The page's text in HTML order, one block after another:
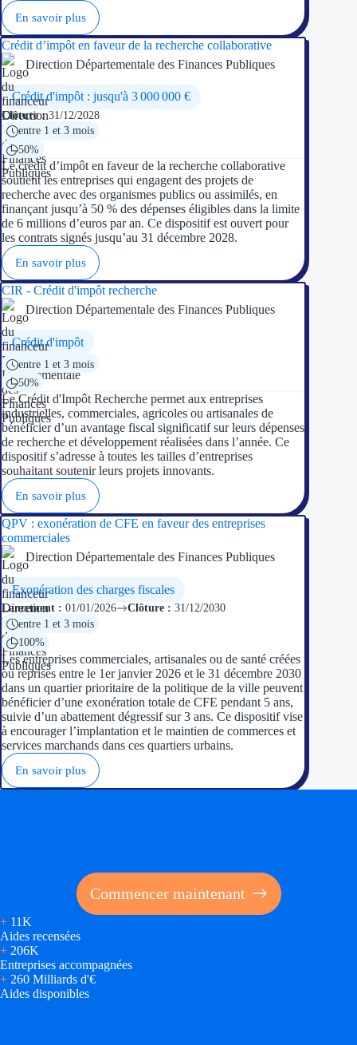
En savoir plus
Crédit d’impôt en faveur de la recherche collaborative
Direction Départementale des Finances Publiques
Crédit d'impôt : jusqu'à 3 000 000 €
Clôture :31/12/2028
entre 1 et 3 mois
50%
Le crédit d’impôt en faveur de la recherche collaborative
soutient les entreprises qui engagent des projets de
recherche avec des organismes publics ou assimilés, en
finançant jusqu’à 50 % des dépenses éligibles dans la limite
de 6 millions d’euros par an. Ce dispositif est ouvert pour
les contrats signés jusqu’au 31 décembre 2028.
En savoir plus
CIR - Crédit d'impôt recherche
Direction Départementale des Finances Publiques
Crédit d'impôt
entre 1 et 3 mois
50%
Le Crédit d'Impôt Recherche permet aux entreprises
industrielles, commerciales, agricoles ou artisanales de
bénéficier d’un avantage fiscal significatif sur leurs dépenses
de recherche et développement réalisées dans l’année. Ce
dispositif s’adresse à toutes les tailles d’entreprises
souhaitant soutenir leurs projets innovants.
En savoir plus
QPV : exonération de CFE en faveur des entreprises
commerciales
Direction Départementale des Finances Publiques
Exonération des charges fiscales
Lancement : 01/01/2026 Clôture : 31/12/2030
entre 1 et 3 mois
100%
Les entreprises commerciales, artisanales ou de santé créées
ou reprises entre le 1er janvier 2026 et le 31 décembre 2030
dans un quartier prioritaire de la politique de la ville peuvent
bénéficier d’une exonération totale de CFE pendant 5 ans,
suivie d’un abattement dégressif sur 3 ans. Ce dispositif vise
à encourager l’implantation et le maintien de commerces et
services marchands dans ces quartiers urbains.
En savoir plus
Commencer maintenant
+ 11K
Aides recensées
+ 206K
Entreprises accompagnées
+ 260 Milliards d'€
Aides disponibles